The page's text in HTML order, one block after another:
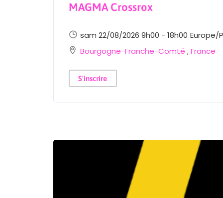
MAGMA Crossrox
sam 22/08/2026 9h00 - 18h00 Europe/
Bourgogne-Franche-Comté ,France
S'inscrire